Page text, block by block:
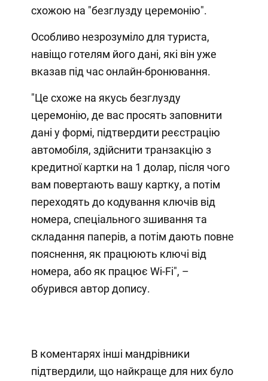
схожою на "безглузду церемонію".
Особливо незрозуміло для туриста,
навіщо готелям його дані, які він уже
вказав під час онлайн-бронювання.
"Це схоже на якусь безглузду
церемонію, де вас просять заповнити
дані у формі, підтвердити реєстрацію
автомобіля, здійснити транзакцію з
кредитної картки на 1 долар, після чого
вам повертають вашу картку, а потім
переходять до кодування ключів від
номера, спеціального зшивання та
складання паперів, а потім дають повне
пояснення, як працюють ключі від
номера, або як працює Wi-Fi", –
обурився автор допису.
В коментарях інші мандрівники
підтвердили, що найкраще для них було